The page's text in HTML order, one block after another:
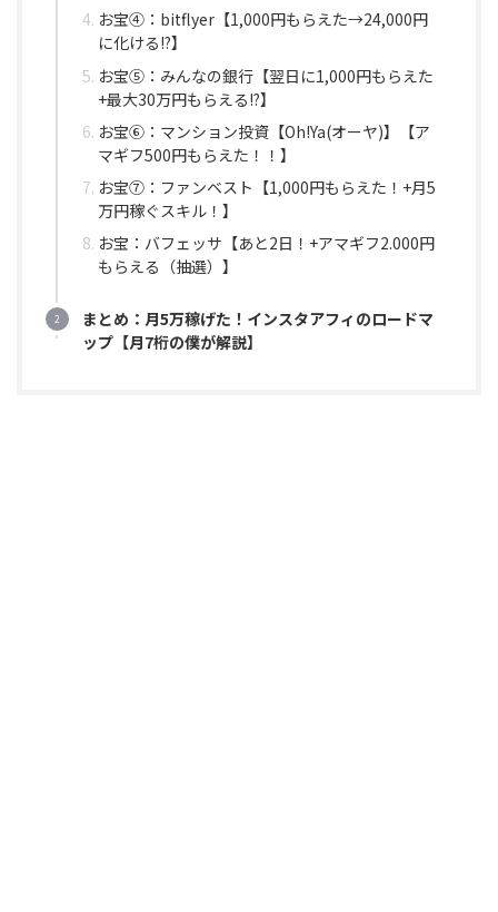
お宝④：bitflyer【1,000円もらえた→24,000円
に化ける!?】
お宝⑤：みんなの銀行【翌日に1,000円もらえた
+最大30万円もらえる!?】
お宝⑥：マンション投資【Oh!Ya(オーヤ)】【ア
マギフ500円もらえた️！！】
お宝⑦：ファンベスト【1,000円もらえた！+月5
万円稼ぐスキル！】
お宝：バフェッサ【あと2日！+アマギフ2.000円
もらえる（抽選）】
まとめ：月5万稼げた！インスタアフィのロードマ
ップ【月7桁の僕が解説】